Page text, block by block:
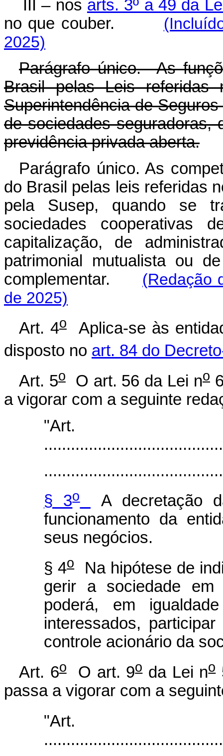
III – nos arts. 3º a 49 da
no que couber.
2025)
Parágrafo único. As
Brasil pelas Leis referidas
Superintendência de
de sociedades seguradoras,
previdência privada aberta.
Parágrafo único. As
do Brasil pelas leis referidas
pela Susep, quando se
sociedades cooperativas
capitalização, de
patrimonial mutualista ou
complementar. (Redação
de 2025)
Art. 4oAplica-se às
disposto no art. 84 do
Art. 5oO art. 56 da Lei no
a vigorar com a seguinte
§ 3o
A decretação
funcionamento da
seus negócios.
§ 4oNa hipótese de
gerir a sociedade em
poderá, em
interessados,
controle acionário da
Art. 6oO art. 9oda Lei no
passa a vigorar com a